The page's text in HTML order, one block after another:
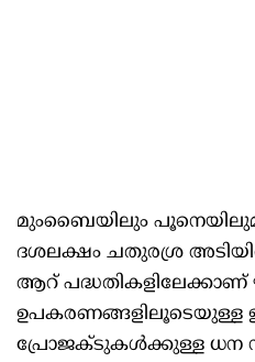
മുംബൈയിലും
ദശലക്ഷം ചതുരശ്ര
ആറ് പദ്ധതികളിലേക്കാണ്
ഉപകരണങ്ങളിലൂടെയുള്ള
പ്രോജക്ടുകൾക്കുള്ള ധന